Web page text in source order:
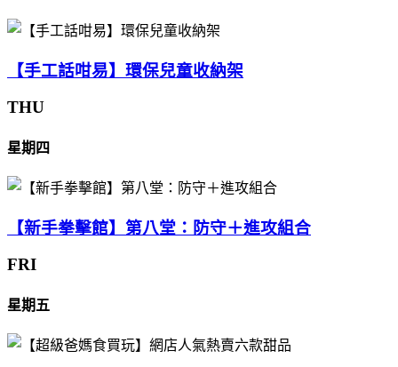
【手工話咁易】環保兒童收納架
THU
星期四
【新手拳擊館】第八堂：防守＋進攻組合
FRI
星期五